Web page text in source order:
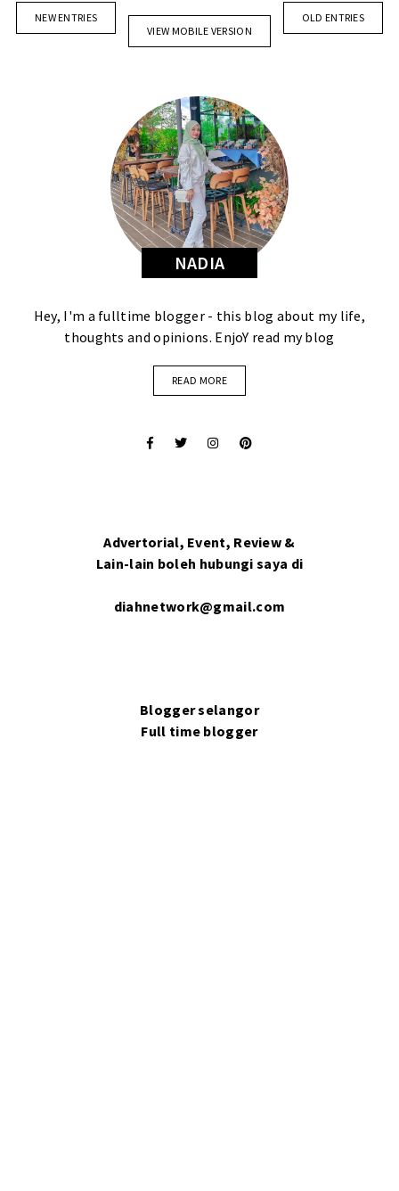
NEW ENTRIES
OLD ENTRIES
VIEW MOBILE VERSION
NADIA
Hey, I'm a fulltime blogger - this blog about my life,
thoughts and opinions. EnjoY read my blog
READ MORE
Advertorial, Event, Review &
Lain-lain boleh hubungi saya di
diahnetwork@gmail.com
Blogger selangor
Full time blogger